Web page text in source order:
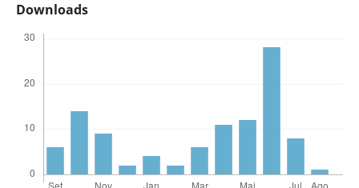
Downloads